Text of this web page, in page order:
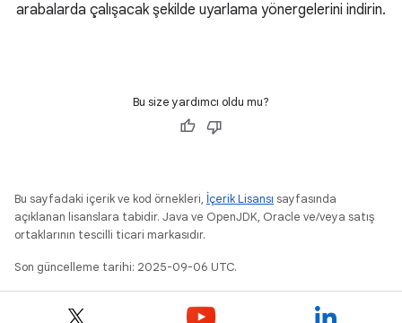
arabalarda çalışacak şekilde uyarlama yönergelerini indirin.
Bu size yardımcı oldu mu?
Bu sayfadaki içerik ve kod örnekleri, İçerik Lisansı sayfasında
açıklanan lisanslara tabidir. Java ve OpenJDK, Oracle ve/veya satış
ortaklarının tescilli ticari markasıdır.
Son güncelleme tarihi: 2025-09-06 UTC.